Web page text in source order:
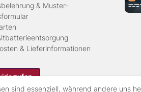
& Muster-
& Lieferinformationen
sind essenziell, während andere uns